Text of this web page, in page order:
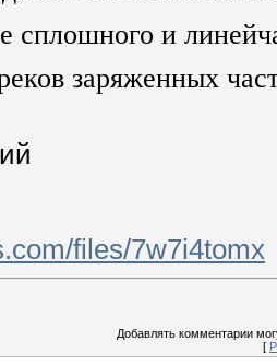
сплошного и
заряженных
files/7w7i4tomx
Добавлять комментарии
[